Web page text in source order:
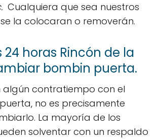
Cualquiera que sea nuestros
la colocaran o removerán.
24 horas Rincón de la
bombin puerta.
algún contratiempo con el
no es precisamente
La mayoría de los
solventar con un respaldo